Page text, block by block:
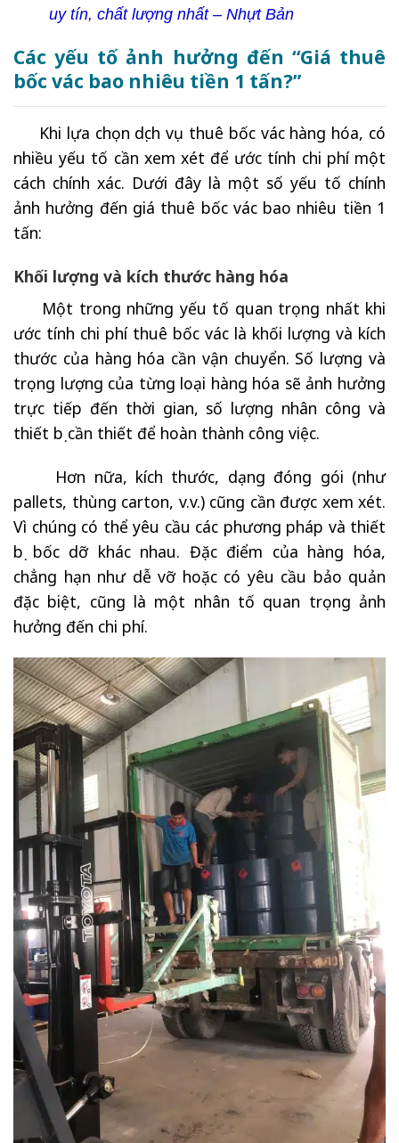
uy tín, chất lượng nhất – Nhựt Bản
Các yếu tố ảnh hưởng đến “Giá thuê
bốc vác bao nhiêu tiền 1 tấn?”
Khi lựa chọn dịch vụ thuê bốc vác hàng hóa, có
nhiều yếu tố cần xem xét để ước tính chi phí một
cách chính xác. Dưới đây là một số yếu tố chính
ảnh hưởng đến giá thuê bốc vác bao nhiêu tiền 1
tấn:
Khối lượng và kích thước hàng hóa
Một trong những yếu tố quan trọng nhất khi
ước tính chi phí thuê bốc vác là khối lượng và kích
thước của hàng hóa cần vận chuyển. Số lượng và
trọng lượng của từng loại hàng hóa sẽ ảnh hưởng
trực tiếp đến thời gian, số lượng nhân công và
thiết bị cần thiết để hoàn thành công việc.
Hơn nữa, kích thước, dạng đóng gói (như
pallets, thùng carton, v.v.) cũng cần được xem xét.
Vì chúng có thể yêu cầu các phương pháp và thiết
bị bốc dỡ khác nhau. Đặc điểm của hàng hóa,
chẳng hạn như dễ vỡ hoặc có yêu cầu bảo quản
đặc biệt, cũng là một nhân tố quan trọng ảnh
hưởng đến chi phí.